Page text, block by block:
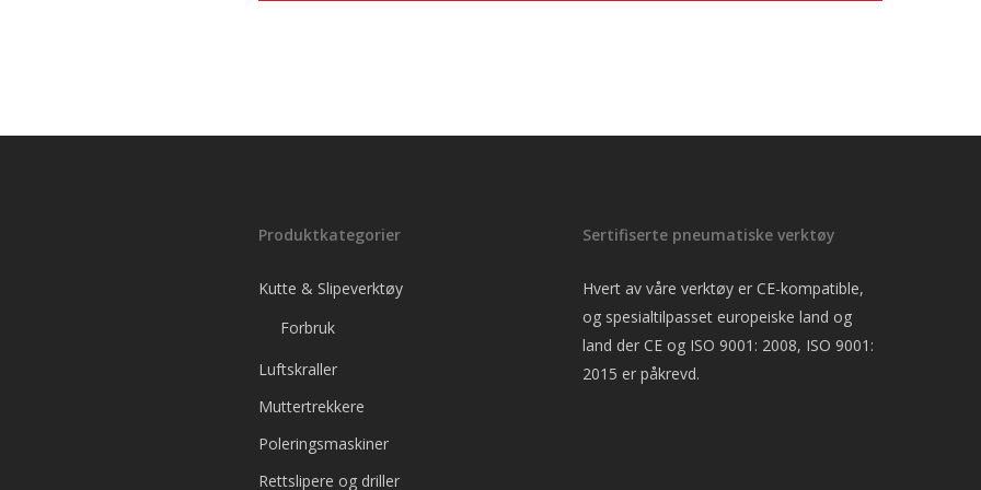
Produktkategorier
Kutte & Slipeverktøy
Forbruk
Luftskraller
Muttertrekkere
Poleringsmaskiner
Rettslipere og driller
Sertifiserte pneumatiske verktøy
Hvert av våre verktøy er CE-kompatible,
og spesialtilpasset europeiske land og
land der CE og ISO 9001: 2008, ISO 9001:
2015 er påkrevd.